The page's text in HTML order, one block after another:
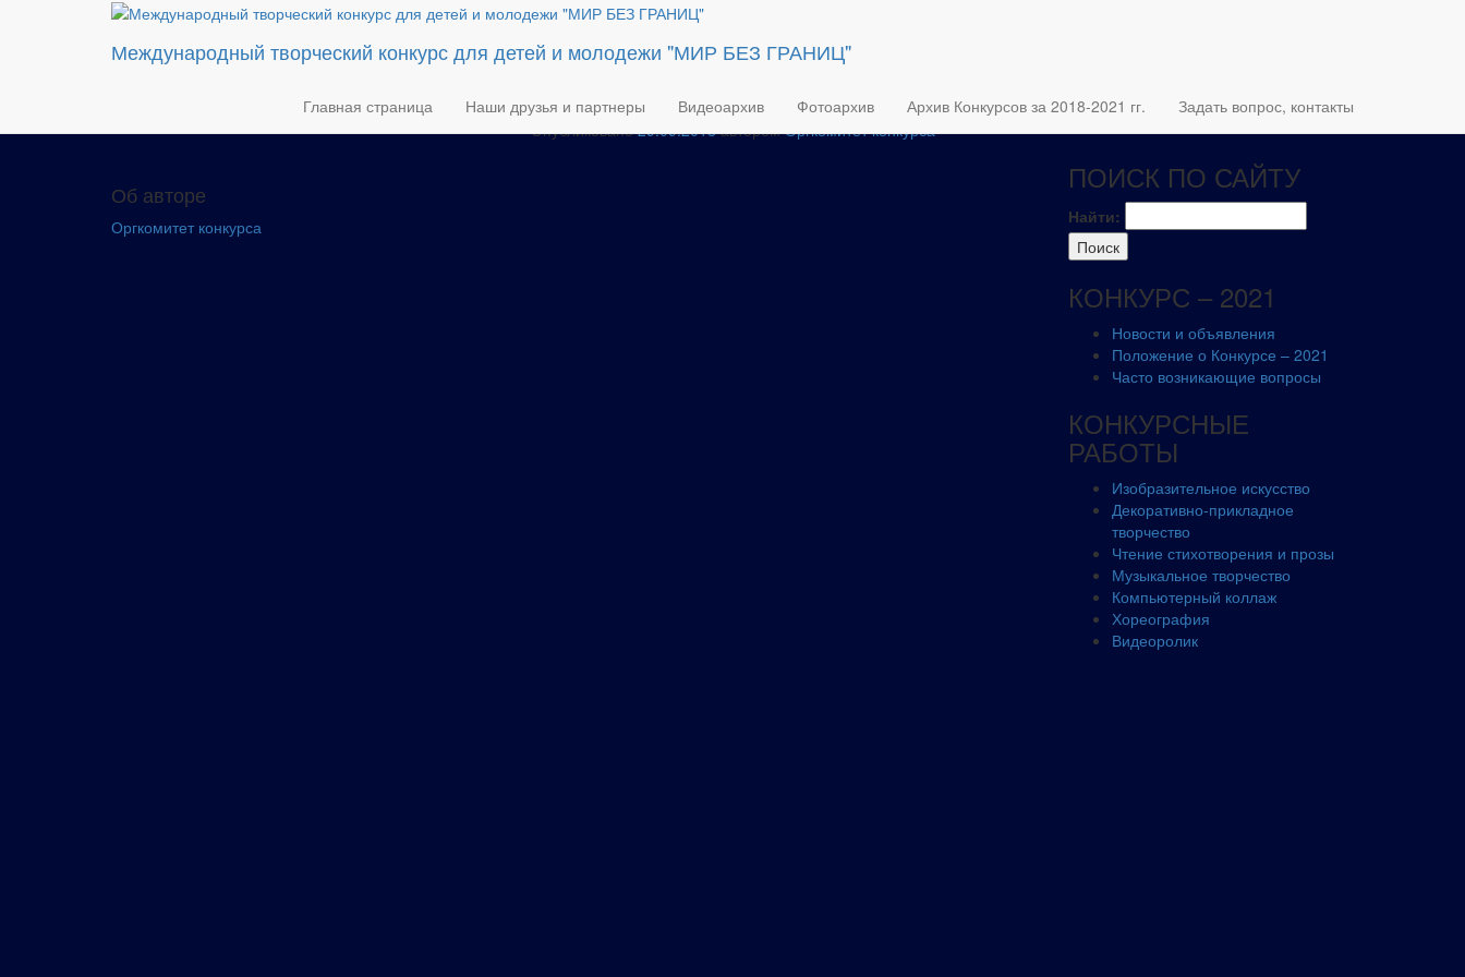
Международный творческий конкурс для детей и молодежи "МИР БЕЗ ГРАНИЦ"
Главная страница Наши друзья и партнеры Видеоархив Фотоархив Архив Конкурсов за 2018-2021 гг. Задать вопрос, контакты
logo11
Опубликовано29.09.2018авторомОргкомитет конкурса
Об авторе
Оргкомитет конкурса
ПОИСК ПО САЙТУ
Найти:
КОНКУРС – 2021
Новости и объявления
Положение о Конкурсе – 2021
Часто возникающие вопросы
КОНКУРСНЫЕ
РАБОТЫ
Изобразительное искусство
Декоративно-прикладное
творчество
Чтение стихотворения и прозы
Музыкальное творчество
Компьютерный коллаж
Хореография
Видеоролик